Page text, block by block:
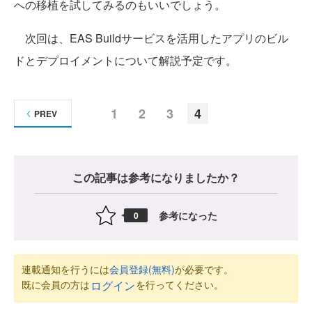
への移植を試してみるのもいいでしょう。
次回は、EAS Buildサービスを活用したアプリのビル
ドとデプロイメントについて解説予定です。
1 2 3 4
PREV
この記事は参考になりましたか？
0 参考になった
連載通知を行うには会員登録(無料)が必要です。
既に会員の方は ログインを行ってください。